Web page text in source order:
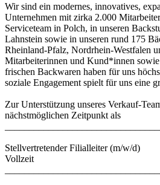
Wir sind ein modernes, innovatives,
Unternehmen mit zirka 2.000
Serviceteam in Polch, in unseren
Lahnstein sowie in unseren rund 175
Rheinland-Pfalz, Nordrhein-Westfalen
Mitarbeiterinnen und Kund*innen
frischen Backwaren haben für uns
soziale Engagement spielt für uns eine
Zur Unterstützung unseres Verkauf-
nächstmöglichen Zeitpunkt als
Stellvertretender Filialleiter (m/w/d)
Vollzeit